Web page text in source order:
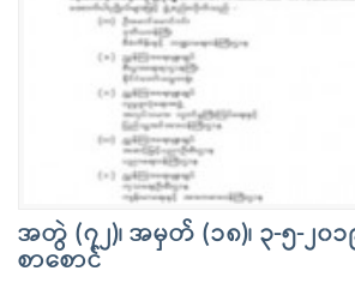
အတွဲ (၇၂)၊ အမှတ် (၁၈)၊ ၃-၅-၂
စာစောင်